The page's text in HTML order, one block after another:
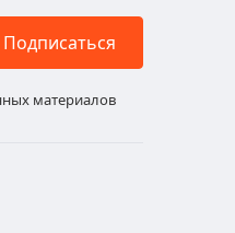
Подписаться
материалов